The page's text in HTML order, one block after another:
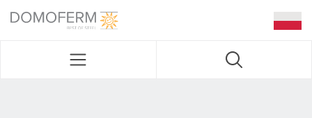
DOMOFERM NAVIGATION